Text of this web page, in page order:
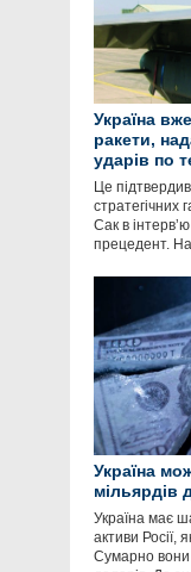
Україна
ракети,
ударів по
Це
стратегічних
Сак в
прецедент.
Україна
мільярдів
Україна має
активи Росії,
Сумарно вони